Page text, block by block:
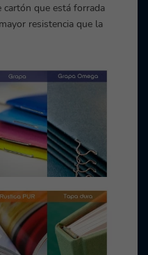
cartón que está forrada
resistencia que la